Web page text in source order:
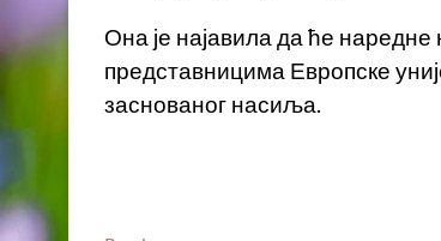
Она је најавила да ће
представницима Европске
заснованог насиља.